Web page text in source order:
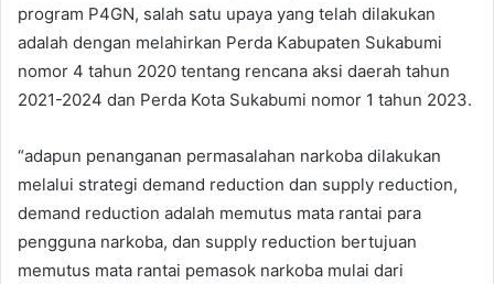
program P4GN, salah satu upaya yang telah dilakukan
adalah dengan melahirkan Perda Kabupaten Sukabumi
nomor 4 tahun 2020 tentang rencana aksi daerah tahun
2021-2024 dan Perda Kota Sukabumi nomor 1 tahun 2023.
“adapun penanganan permasalahan narkoba dilakukan
melalui strategi demand reduction dan supply reduction,
demand reduction adalah memutus mata rantai para
pengguna narkoba, dan supply reduction bertujuan
memutus mata rantai pemasok narkoba mulai dari